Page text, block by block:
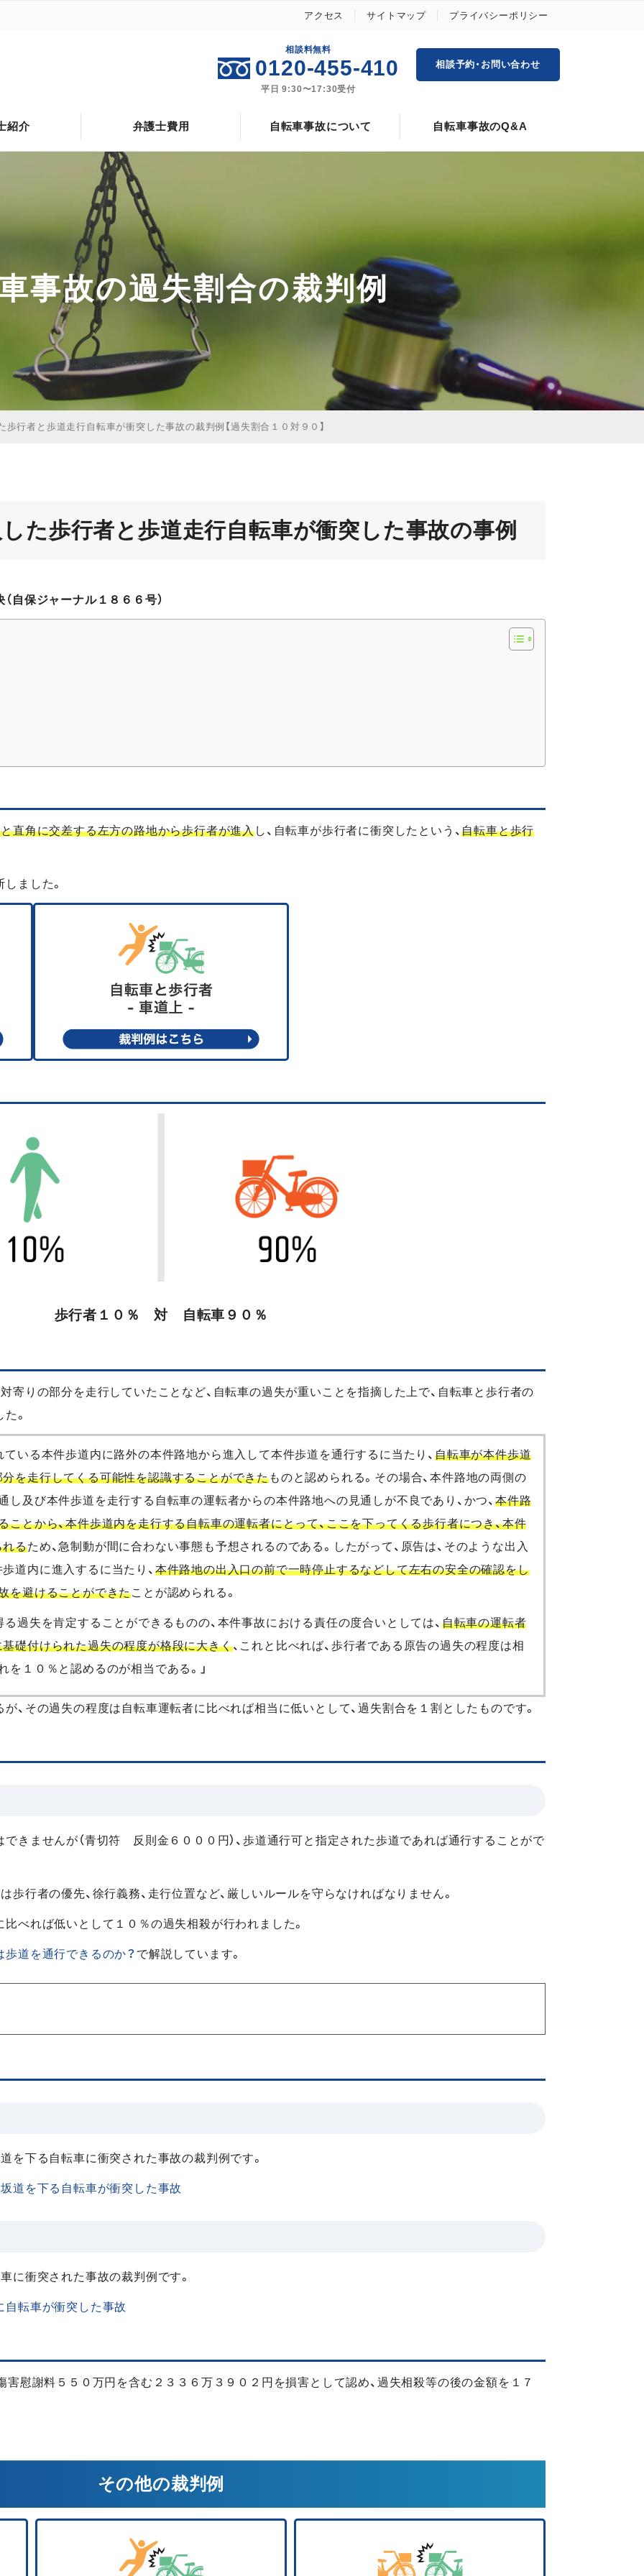
アクセス サイトマップ プライバシーポリシー
相談料無料
0120-455-410
平日 9:30〜17:30受付
相談予約・お問い合わせ
紹介 弁護士費用 自転車事故について
自転車事故の弁護士費用特約 過失割合の解説と判例
自転車事故のQ&A
事故の過失割合の裁判例
行者と歩道走行自転車が衝突した事故の裁判例【過失割合１０対９０】
た歩行者と歩道走行自転車が衝突した事故の事例
自保ジャーナル１８６６号）
直角に交差する左方の路地から歩行者が進入し、自転車が歩行者に衝突したという、自転車と歩行
ました。
歩行者１０％ 対 自転車９０％
寄りの部分を走行していたことなど、自転車の過失が重いことを指摘した上で、自転車と歩行者の
。
ている本件歩道内に路外の本件路地から進入して本件歩道を通行するに当たり、 自転車が本件歩道
を走行してくる可能性を認識することができたものと認められる。その場合、本件路地の両側の
し及び本件歩道を走行する自転車の運転者からの本件路地への見通しが不良であり、かつ、 本件路
ことから、本件歩道内を走行する自転車の運転者にとって、ここを下ってくる歩行者につき、本件
れるため、急制動が間に合わない事態も予想されるのである。したがって、原告は、そのような出入
道内に進入するに当たり、 本件路地の出入口の前で一時停止するなどして左右の安全の確認をし
を避けることができたことが認められる。
過失を肯定することができるものの、本件事故における責任の度合いとしては、 自転車の運転者
礎付けられた過失の程度が格段に大きく、これと比べれば、歩行者である原告の過失の程度は相
を１０％と認めるのが相当である。」
、その過失の程度は自転車運転者に比べれば相当に低いとして、過失割合を１割としたものです。
きませんが（青切符 反則金６０００円）、歩道通行可と指定された歩道であれば通行することがで
歩行者の優先、徐行義務、走行位置など、厳しいルールを守らなければなりません。
べれば低いとして１０％の過失相殺が行われました。
歩道を通行できるのか？ で解説しています。
を下る自転車に衝突された事故の裁判例です。
道を下る自転車が衝突した事故
に衝突された事故の裁判例です。
自転車が衝突した事故
害慰謝料５５０万円を含む２３３６万３９０２円を損害として認め、過失相殺等の後の金額を１７
その他の裁判例